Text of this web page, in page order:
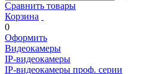
Сравнить товары
Корзина
0
Оформить
Видеокамеры
IP-видеокамеры
IP-видеокамеры проф. серии